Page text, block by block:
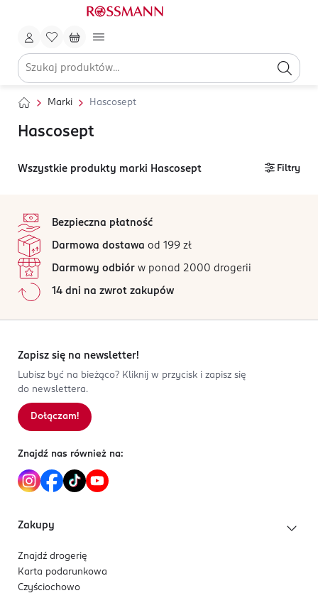
Marki Hascosept
Hascosept
Wszystkie produkty marki Hascosept Filtry
Bezpieczna płatność
Darmowa dostawa od 199 zł
Darmowy odbiór w ponad 2000 drogerii
14 dni na zwrot zakupów
Zapisz się na newsletter!
Lubisz być na bieżąco? Kliknij w przycisk i zapisz się
do newslettera.
Dołączam!
Znajdź nas również na:
Zakupy
Znajdź drogerię
Karta podarunkowa
Czyściochowo